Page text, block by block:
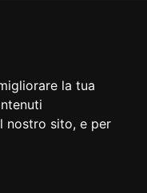
la tua
nostro sito, e per